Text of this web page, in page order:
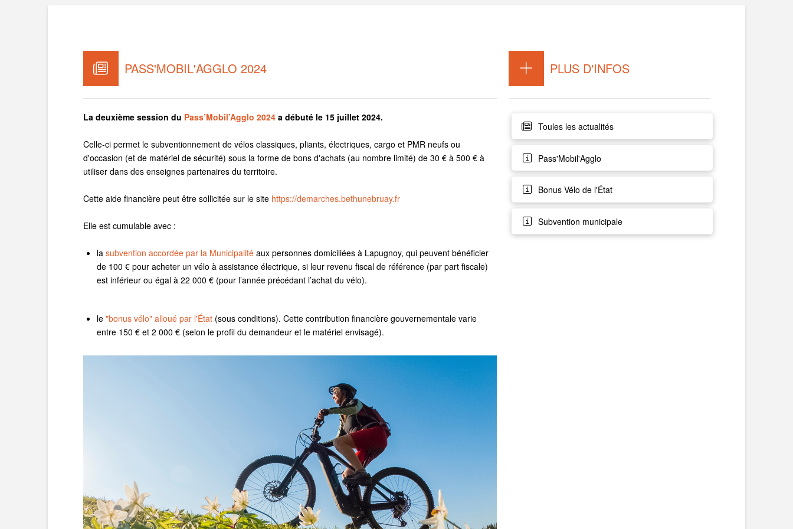
PASS'MOBIL'AGGLO 2024
La deuxième session du Pass’Mobil’Agglo 2024a débuté le 15 juillet 2024.
Celle-ci permet le subventionnement de vélos classiques, pliants, électriques, cargo et PMR neufs ou
d'occasion (et de matériel de sécurité) sous la forme de bons d'achats (au nombre limité) de 30 € à 500 € à
utiliser dans des enseignes partenaires du territoire.
Cette aide financière peut être sollicitée sur le site https://demarches.bethunebruay.fr
Elle est cumulable avec :
la subvention accordée par la Municipalitéaux personnes domiciliées à Lapugnoy, qui peuvent bénéficier
de 100 € pour acheter un vélo à assistance électrique, si leur revenu fiscal de référence (par part fiscale)
est inférieur ou égal à 22 000 € (pour l’année précédant l’achat du vélo).
le "bonus vélo" alloué par l'État(sous conditions). Cette contribution financière gouvernementale varie
entre 150 € et 2 000 € (selon le profil du demandeur et le matériel envisagé).
PLUS D'INFOS
Toules les actualités
Pass'Mobil'Agglo
Bonus Vélo de l'État
Subvention municipale